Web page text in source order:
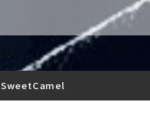
SweetCamel